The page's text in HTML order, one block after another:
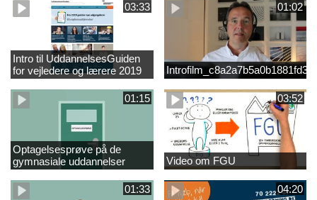
03:33
Intro til UddannelsesGuiden
for vejledere og lærere 2019
01:02
01:15
Optagelsesprøve på de
gymnasiale uddannelser
03:52
Video om FGU
01:33 04:20